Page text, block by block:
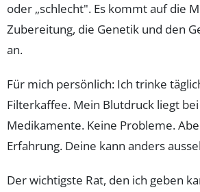
oder „schlecht". Es kommt auf die
Zubereitung, die Genetik und den
an.
Für mich persönlich: Ich trinke
Filterkaffee. Mein Blutdruck liegt
Medikamente. Keine Probleme.
Erfahrung. Deine kann anders
Der wichtigste Rat, den ich geben